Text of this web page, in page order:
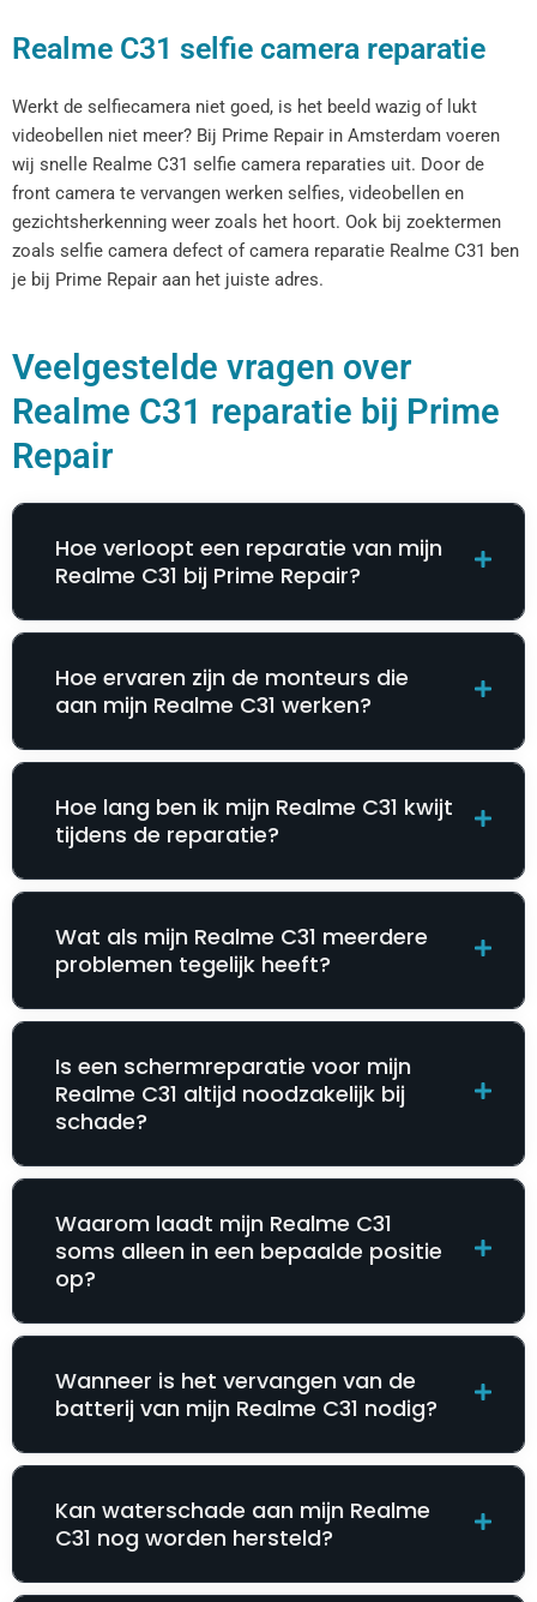
Realme C31 selfie camera reparatie
Werkt de selfiecamera niet goed, is het beeld wazig of lukt
videobellen niet meer? Bij Prime Repair in Amsterdam voeren
wij snelle Realme C31 selfie camera reparaties uit. Door de
front camera te vervangen werken selfies, videobellen en
gezichtsherkenning weer zoals het hoort. Ook bij zoektermen
zoals selfie camera defect of camera reparatie Realme C31 ben
je bij Prime Repair aan het juiste adres.
Veelgestelde vragen over
Realme C31 reparatie bij Prime
Repair
Hoe verloopt een reparatie van mijn
Realme C31 bij Prime Repair?
Hoe ervaren zijn de monteurs die
aan mijn Realme C31 werken?
Hoe lang ben ik mijn Realme C31 kwijt
tijdens de reparatie?
Wat als mijn Realme C31 meerdere
problemen tegelijk heeft?
Is een schermreparatie voor mijn
Realme C31 altijd noodzakelijk bij
schade?
Waarom laadt mijn Realme C31
soms alleen in een bepaalde positie
op?
Wanneer is het vervangen van de
batterij van mijn Realme C31 nodig?
Kan waterschade aan mijn Realme
C31 nog worden hersteld?